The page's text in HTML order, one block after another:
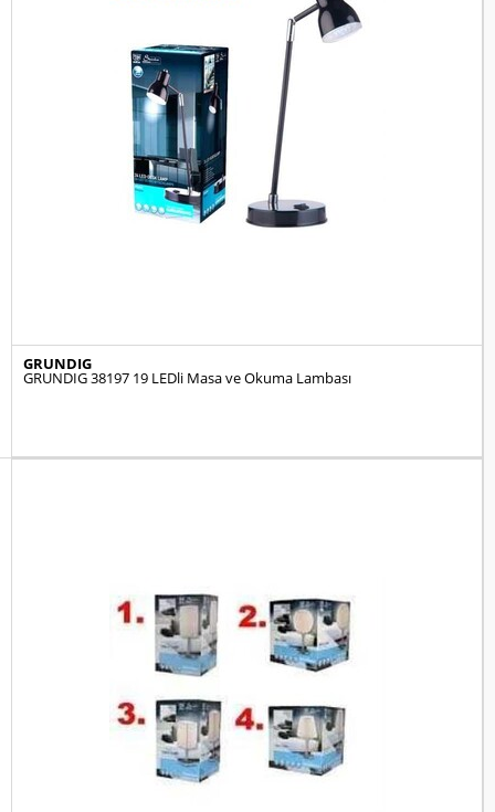
GRUNDIG
GRUNDIG 38197 19 LEDli Masa ve Okuma Lambası